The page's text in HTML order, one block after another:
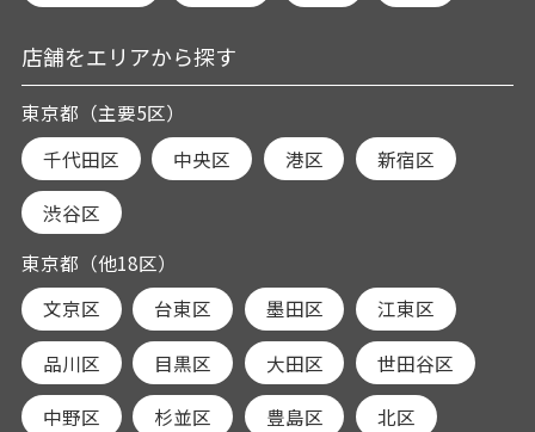
店舗をエリアから探す
東京都（主要5区）
千代田区
中央区 港区 新宿区
渋谷区
東京都（他18区）
文京区
台東区 墨田区 江東区
品川区 目黒区 大田区 世田谷区
中野区 杉並区 豊島区 北区